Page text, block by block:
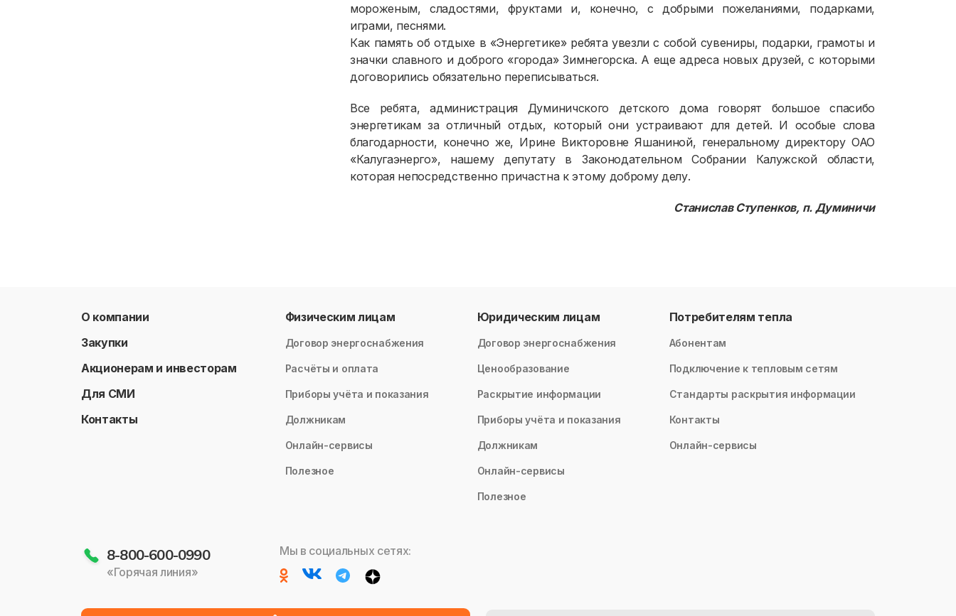
мороженым, сладостями, фруктами и, конечно, с добрыми пожеланиями, подарками,
играми, песнями.
Как память об отдыхе в «Энергетике» ребята увезли с собой сувениры, подарки, грамоты и
значки славного и доброго «города» Зимнегорска. А еще адреса новых друзей, с которыми
договорились обязательно переписываться.
Все ребята, администрация Думиничского детского дома говорят большое спасибо
энергетикам за отличный отдых, который они устраивают для детей. И особые слова
благодарности, конечно же, Ирине Викторовне Яшаниной, генеральному директору ОАО
«Калугаэнерго», нашему депутату в Законодательном Собрании Калужской области,
которая непосредственно причастна к этому доброму делу.
Станислав Ступенков, п. Думиничи
О компании
Закупки
Акционерам и инвесторам
Для СМИ
Контакты
Физическим лицам
Договор энергоснабжения
Расчёты и оплата
Приборы учёта и показания
Должникам
Онлайн-сервисы
Полезное
Юридическим лицам
Договор энергоснабжения
Ценообразование
Раскрытие информации
Приборы учёта и показания
Должникам
Онлайн-сервисы
Полезное
Потребителям тепла
Абонентам
Подключение к тепловым сетям
Стандарты раскрытия информации
Контакты
Онлайн-сервисы
8-800-600-0990
«Горячая линия»
Мы в социальных сетях: